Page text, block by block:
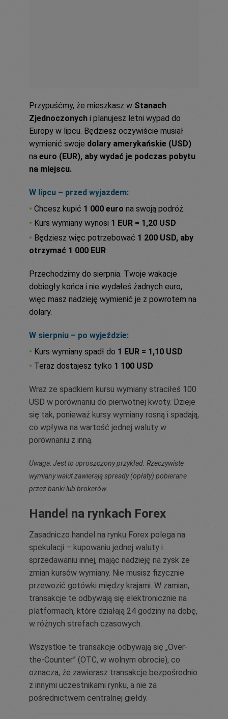
Przypuśćmy, że mieszkasz w Stanach
Zjednoczonych i planujesz letni wypad do
Europy w lipcu. Będziesz oczywiście musiał
wymienić swoje dolary amerykańskie (USD)
na euro (EUR), aby wydać je podczas pobytu
na miejscu.
W lipcu – przed wyjazdem:
• Chcesz kupić 1 000 euro na swoją podróż.
• Kurs wymiany wynosi 1 EUR = 1,20 USD
• Będziesz więc potrzebować 1 200 USD, aby
otrzymać 1 000 EUR
Przechodzimy do sierpnia. Twoje wakacje
dobiegły końca i nie wydałeś żadnych euro,
więc masz nadzieję wymienić je z powrotem na
dolary.
W sierpniu – po wyjeździe:
• Kurs wymiany spadł do 1 EUR = 1,10 USD
• Teraz dostajesz tylko 1 100 USD
Wraz ze spadkiem kursu wymiany straciłeś 100
USD w porównaniu do pierwotnej kwoty. Dzieje
się tak, ponieważ kursy wymiany rosną i spadają,
co wpływa na wartość jednej waluty w
porównaniu z inną.
Uwaga: Jest to uproszczony przykład. Rzeczywiste
wymiany walut zawierają spready (opłaty) pobierane
przez banki lub brokerów.
Handel na rynkach Forex
Zasadniczo handel na rynku Forex polega na
spekulacji – kupowaniu jednej waluty i
sprzedawaniu innej, mając nadzieję na zysk ze
zmian kursów wymiany. Nie musisz fizycznie
przewozić gotówki między krajami. W zamian,
transakcje te odbywają się elektronicznie na
platformach, które działają 24 godziny na dobę,
w różnych strefach czasowych.
Wszystkie te transakcje odbywają się „Over-
the-Counter” (OTC, w wolnym obrocie), co
oznacza, że zawierasz transakcje bezpośrednio
z innymi uczestnikami rynku, a nie za
pośrednictwem centralnej giełdy.